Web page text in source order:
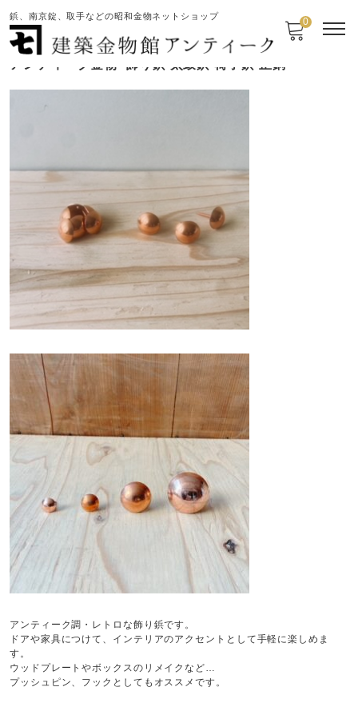
鋲、南京錠、取手などの昭和金物ネットショップ 0
アンティーク金物 飾り鋲 太鼓鋲 椅子鋲 正銅
アンティーク調・レトロな飾り鋲です。
ドアや家具につけて、インテリアのアクセントとして手軽に楽しめま
す。
ウッドプレートやボックスのリメイクなど…
プッシュピン、フックとしてもオススメです。